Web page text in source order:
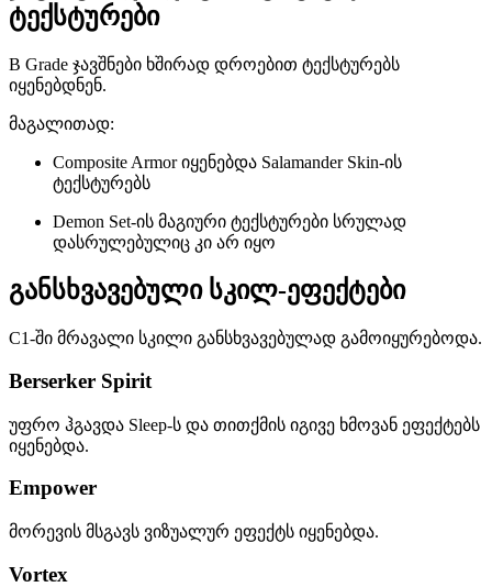
ტექსტურები
B Grade ჯავშნები ხშირად დროებით ტექსტურებს
იყენებდნენ.
მაგალითად:
Composite Armor იყენებდა Salamander Skin-ის
ტექსტურებს
Demon Set-ის მაგიური ტექსტურები სრულად
დასრულებულიც კი არ იყო
განსხვავებული სკილ-ეფექტები
C1-ში მრავალი სკილი განსხვავებულად გამოიყურებოდა.
Berserker Spirit
უფრო ჰგავდა Sleep-ს და თითქმის იგივე ხმოვან ეფექტებს
იყენებდა.
Empower
მორევის მსგავს ვიზუალურ ეფექტს იყენებდა.
Vortex